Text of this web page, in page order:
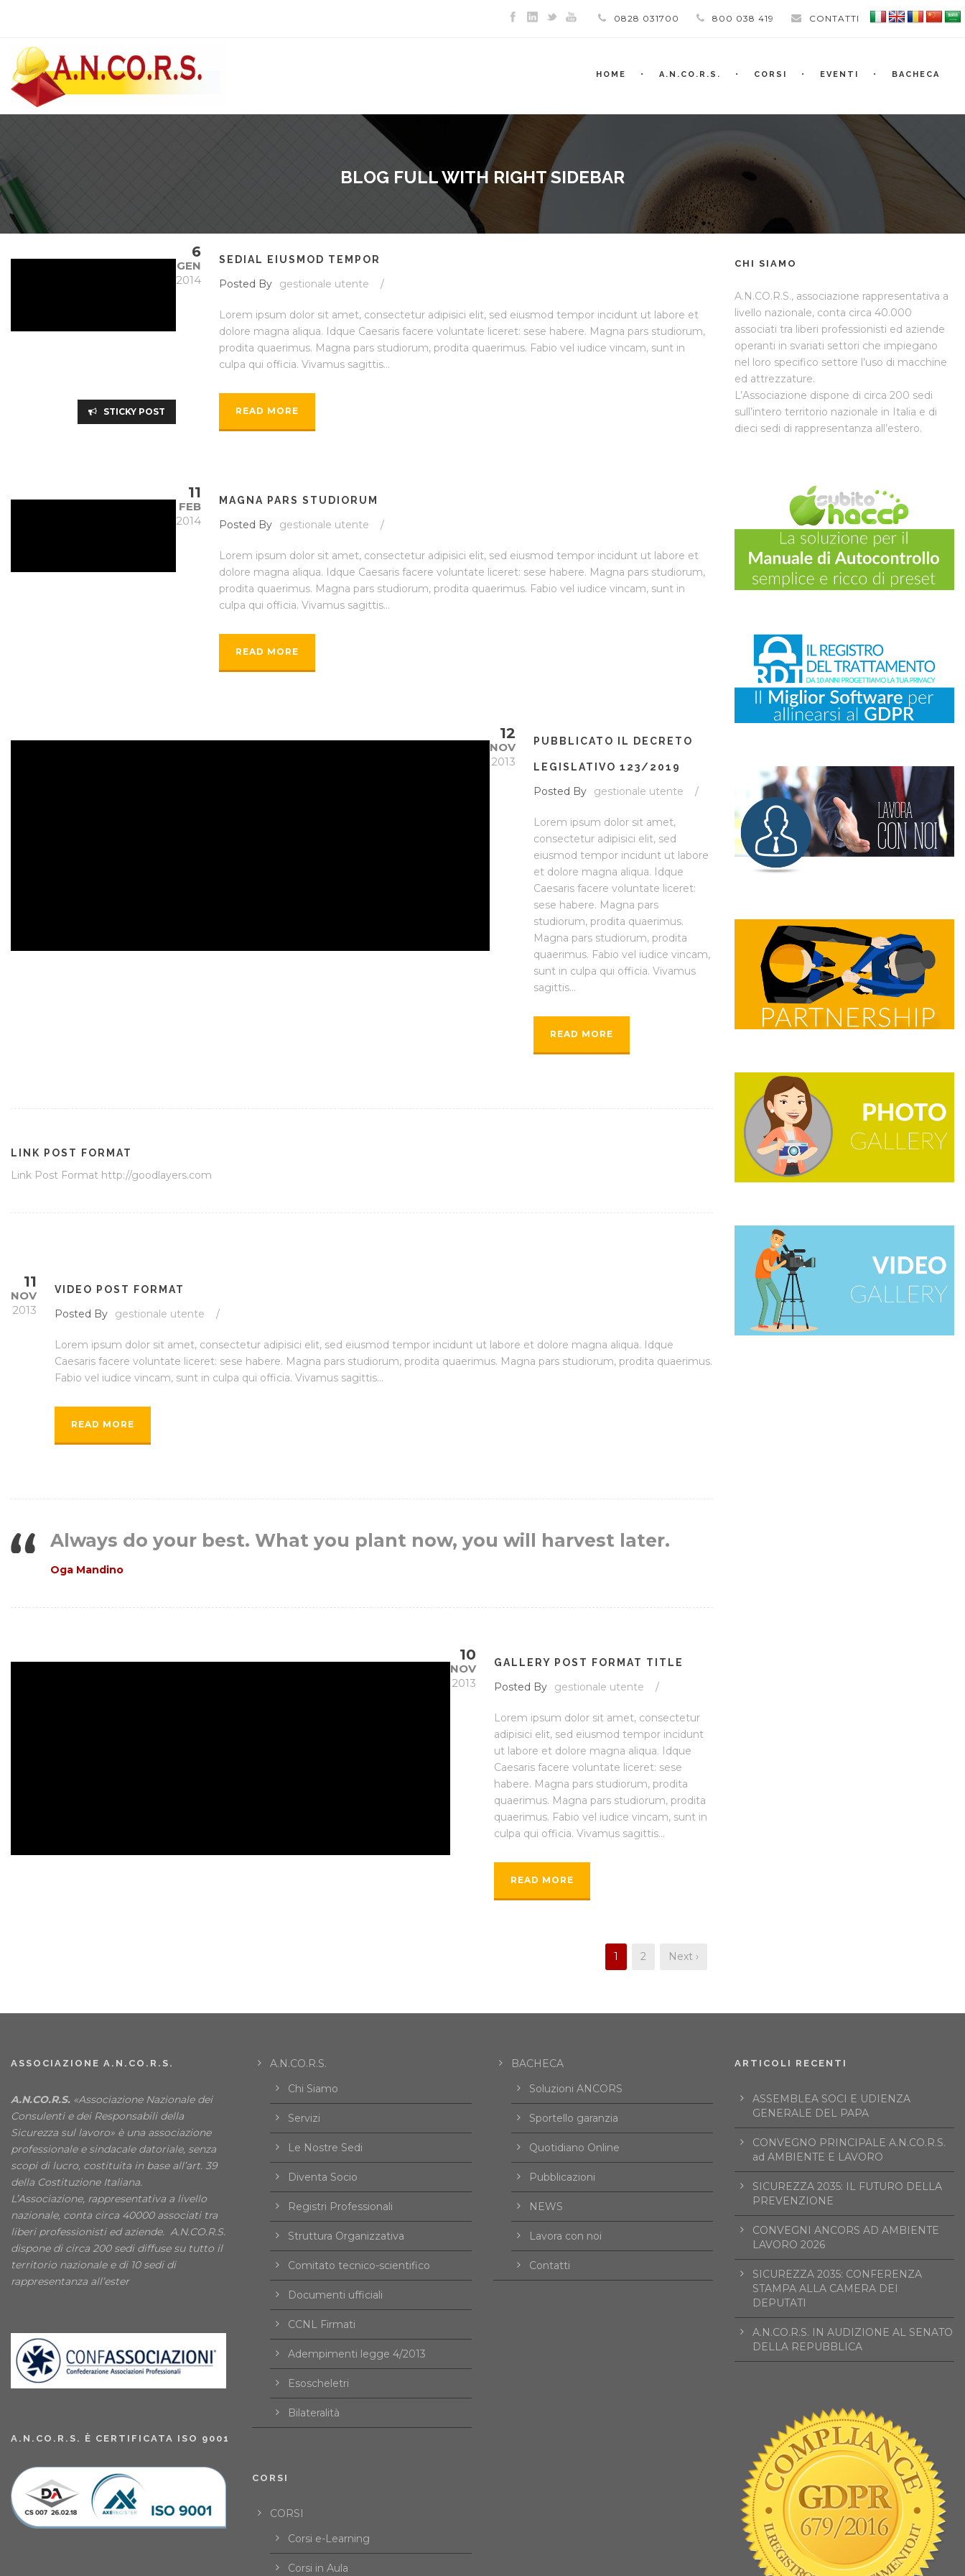
0828 031700 800 038 419 CONTATTI
HOME A.N.CO.R.S. CORSI EVENTI BACHECA
BLOG FULL WITH RIGHT SIDEBAR
STICKY POST
6
GEN
2014
SEDIAL EIUSMOD TEMPOR
Posted By gestionale utente /
Lorem ipsum dolor sit amet, consectetur adipisici elit, sed eiusmod tempor incidunt ut labore et
dolore magna aliqua. Idque Caesaris facere voluntate liceret: sese habere. Magna pars studiorum,
prodita quaerimus. Magna pars studiorum, prodita quaerimus. Fabio vel iudice vincam, sunt in
culpa qui officia. Vivamus sagittis...
READ MORE
11
FEB
2014
MAGNA PARS STUDIORUM
Posted By gestionale utente /
Lorem ipsum dolor sit amet, consectetur adipisici elit, sed eiusmod tempor incidunt ut labore et
dolore magna aliqua. Idque Caesaris facere voluntate liceret: sese habere. Magna pars studiorum,
prodita quaerimus. Magna pars studiorum, prodita quaerimus. Fabio vel iudice vincam, sunt in
culpa qui officia. Vivamus sagittis...
READ MORE
12
NOV
2013
PUBBLICATO IL DECRETO
LEGISLATIVO 123/2019
Posted By gestionale utente /
Lorem ipsum dolor sit amet,
consectetur adipisici elit, sed
eiusmod tempor incidunt ut labore
et dolore magna aliqua. Idque
Caesaris facere voluntate liceret:
sese habere. Magna pars
studiorum, prodita quaerimus.
Magna pars studiorum, prodita
quaerimus. Fabio vel iudice vincam,
sunt in culpa qui officia. Vivamus
sagittis...
READ MORE
LINK POST FORMAT
Link Post Format http://goodlayers.com
11
NOV
2013
VIDEO POST FORMAT
Posted By gestionale utente /
Lorem ipsum dolor sit amet, consectetur adipisici elit, sed eiusmod tempor incidunt ut labore et dolore magna aliqua. Idque
Caesaris facere voluntate liceret: sese habere. Magna pars studiorum, prodita quaerimus. Magna pars studiorum, prodita quaerimus.
Fabio vel iudice vincam, sunt in culpa qui officia. Vivamus sagittis...
READ MORE
Always do your best. What you plant now, you will harvest later.
Oga Mandino
10
NOV
2013
GALLERY POST FORMAT TITLE
Posted By gestionale utente /
Lorem ipsum dolor sit amet, consectetur
adipisici elit, sed eiusmod tempor incidunt
ut labore et dolore magna aliqua. Idque
Caesaris facere voluntate liceret: sese
habere. Magna pars studiorum, prodita
quaerimus. Magna pars studiorum, prodita
quaerimus. Fabio vel iudice vincam, sunt in
culpa qui officia. Vivamus sagittis...
READ MORE
1 2 Next ›
CHI SIAMO
A.N.CO.R.S., associazione rappresentativa a
livello nazionale, conta circa 40.000
associati tra liberi professionisti ed aziende
operanti in svariati settori che impiegano
nel loro specifico settore l’uso di macchine
ed attrezzature.
L’Associazione dispone di circa 200 sedi
sull’intero territorio nazionale in Italia e di
dieci sedi di rappresentanza all’estero.
ASSOCIAZIONE A.N.CO.R.S.
A.N.CO.R.S. «Associazione Nazionale dei
Consulenti e dei Responsabili della
Sicurezza sul lavoro» è una associazione
professionale e sindacale datoriale, senza
scopi di lucro, costituita in base all’art. 39
della Costituzione Italiana.
L’Associazione, rappresentativa a livello
nazionale, conta circa 40000 associati tra
liberi professionisti ed aziende. A.N.CO.R.S.
dispone di circa 200 sedi diffuse su tutto il
territorio nazionale e di 10 sedi di
rappresentanza all’ester
A.N.CO.R.S. È CERTIFICATA ISO 9001
A.N.CO.R.S.
Chi Siamo
Servizi
Le Nostre Sedi
Diventa Socio
Registri Professionali
Struttura Organizzativa
Comitato tecnico-scientifico
Documenti ufficiali
CCNL Firmati
Adempimenti legge 4/2013
Esoscheletri
Bilateralità
CORSI
CORSI
Corsi e-Learning
Corsi in Aula
BACHECA
Soluzioni ANCORS
Sportello garanzia
Quotidiano Online
Pubblicazioni
NEWS
Lavora con noi
Contatti
ARTICOLI RECENTI
ASSEMBLEA SOCI E UDIENZA
GENERALE DEL PAPA
CONVEGNO PRINCIPALE A.N.CO.R.S.
ad AMBIENTE E LAVORO
SICUREZZA 2035: IL FUTURO DELLA
PREVENZIONE
CONVEGNI ANCORS AD AMBIENTE
LAVORO 2026
SICUREZZA 2035: CONFERENZA
STAMPA ALLA CAMERA DEI
DEPUTATI
A.N.CO.R.S. IN AUDIZIONE AL SENATO
DELLA REPUBBLICA